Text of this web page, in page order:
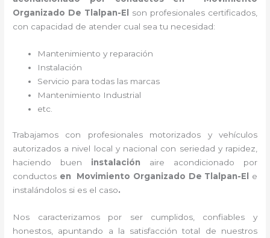
Organizado De Tlalpan-El
son profesionales certificados,
con capacidad de atender cual sea tu necesidad:
Mantenimiento y reparación
Instalación
Servicio para todas las marcas
Mantenimiento Industrial
etc.
Trabajamos con profesionales motorizados y vehículos
autorizados a nivel local y nacional con seriedad y rapidez,
haciendo buen instalación aire acondicionado por
conductos en Movimiento Organizado De Tlalpan-El e
instalándolos si es el caso.
Nos caracterizamos por ser cumplidos, confiables y
honestos, apuntando a la satisfacción total de nuestros